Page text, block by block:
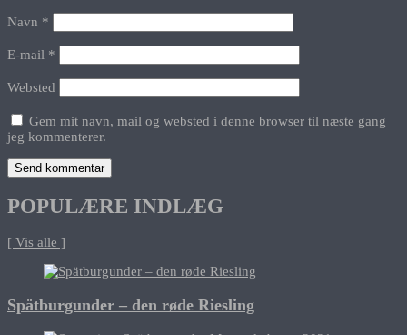
Navn *
E-mail *
Websted
Gem mit navn, mail og websted i denne browser til næste gang
jeg kommenterer.
POPULÆRE INDLÆG
[ Vis alle ]
Spätburgunder – den røde Riesling